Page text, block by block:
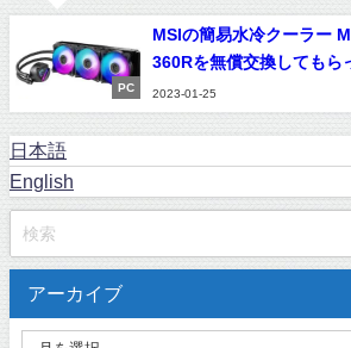
PC
MSIの簡易水冷クーラー
360Rを無償交換してもら
2023-01-25
日本語
English
アーカイブ